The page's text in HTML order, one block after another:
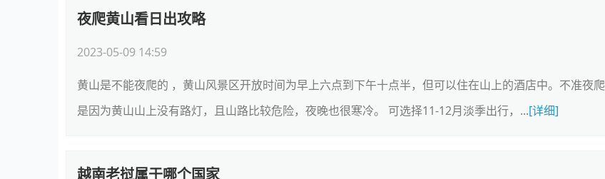
夜爬黄山看日出攻略
2023-05-09 14:59
黄山是不能夜爬的 ，黄山风景区开放时间为早上六点到下午十点半，但可以住在山上的酒店中。不准夜爬
是因为黄山山上没有路灯，且山路比较危险，夜晚也很寒冷。 可选择11-12月淡季出行，...[详细]
越南老挝属于哪个国家